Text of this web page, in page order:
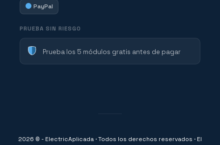
PayPal
PRUEBA SIN RIESGO
Prueba los 5 módulos gratis antes de pagar
2026 © - ElectricAplicada · Todos los derechos reservados · El